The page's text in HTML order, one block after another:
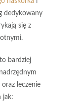
dedykowany
się z
to bardziej
leczenie
jak: